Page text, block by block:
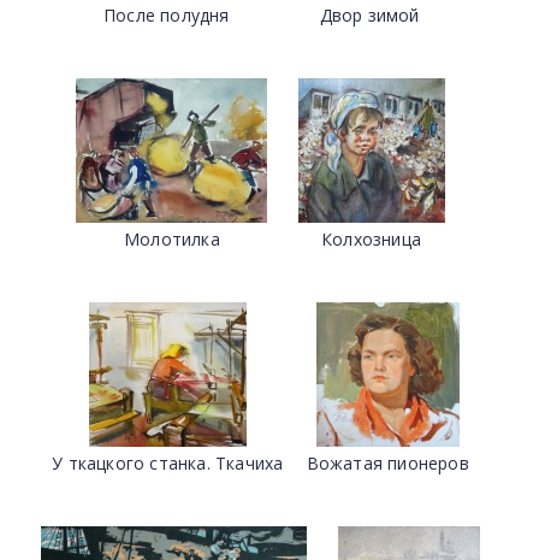
После полудня Двор зимой
Молотилка Колхозница
У ткацкого станка. Ткачиха Вожатая пионеров